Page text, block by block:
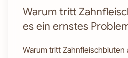
Warum tritt
es ein ernstes
Warum tritt Zahnfleischbluten